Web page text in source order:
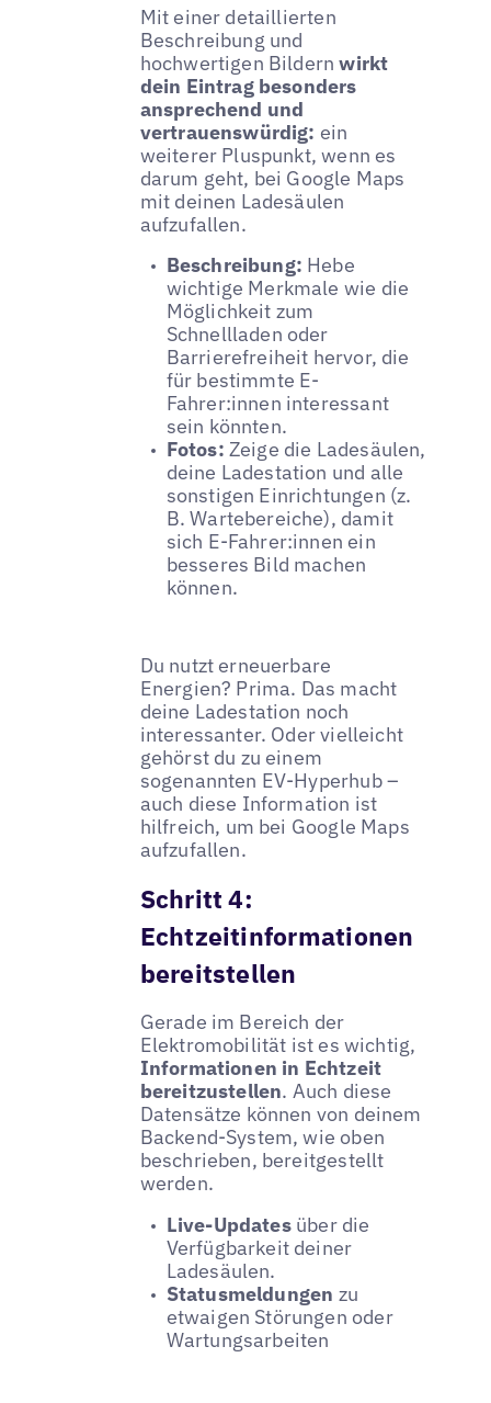
Mit einer detaillierten
Beschreibung und
hochwertigen Bildernwirkt
dein Eintrag besonders
ansprechend und
vertrauenswürdig: ein
weiterer Pluspunkt, wenn es
darum geht, bei Google Maps
mit deinen Ladesäulen
aufzufallen.
Beschreibung: Hebe
wichtige Merkmale wie die
Möglichkeit zum
Schnellladen oder
Barrierefreiheit hervor, die
für bestimmte E-
Fahrer:innen interessant
sein könnten.
Fotos: Zeige die Ladesäulen,
deine Ladestation und alle
sonstigen Einrichtungen (z.
B. Wartebereiche), damit
sich E-Fahrer:innen ein
besseres Bild machen
können.
Du nutzt erneuerbare
Energien? Prima. Das macht
deine Ladestation noch
interessanter. Oder vielleicht
gehörst du zu einem
sogenannten EV-Hyperhub –
auch diese Information ist
hilfreich, um bei Google Maps
aufzufallen.
Schritt 4:
Echtzeitinformationen
bereitstellen
Gerade im Bereich der
Elektromobilität ist es wichtig,
Informationen in Echtzeit
bereitzustellen. Auch diese
Datensätze können von deinem
Backend-System, wie oben
beschrieben, bereitgestellt
werden.
Live-Updatesüber die
Verfügbarkeit deiner
Ladesäulen.
Statusmeldungen zu
etwaigen Störungen oder
Wartungsarbeiten